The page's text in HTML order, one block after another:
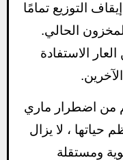
التوزيع تمامًا
الحالي.
الاستفادة
من اضطرار ماري
، لا يزال
ومستقلة